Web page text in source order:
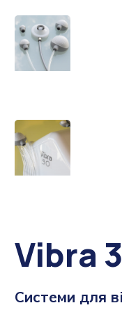
Vibra
Системи для